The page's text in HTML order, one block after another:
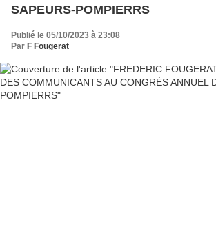
SAPEURS-POMPIERRS
Publié le 05/10/2023 à 23:08
Par F Fougerat